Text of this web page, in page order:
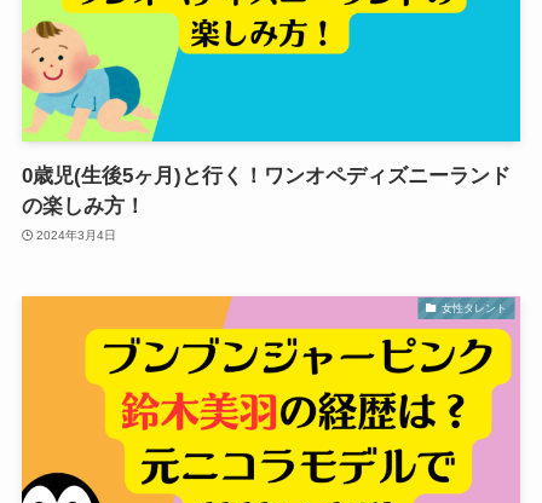
0歳児(生後5ヶ月)と行く！ワンオペディズニーランド
の楽しみ方！
2024年3月4日
女性タレント